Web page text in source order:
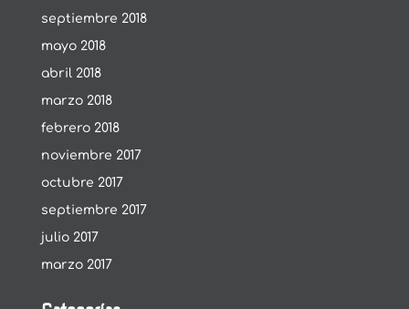
septiembre 2018
mayo 2018
abril 2018
marzo 2018
febrero 2018
noviembre 2017
octubre 2017
septiembre 2017
julio 2017
marzo 2017